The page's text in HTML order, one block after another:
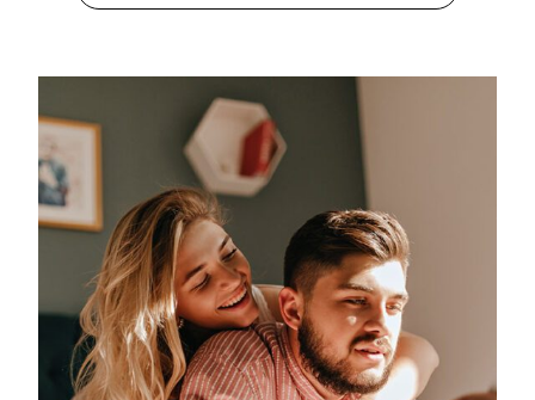
Geschichte des Dachverbandes
Vorstand
Mitglieder
Vorteile für Mitglieder
Veranstaltungen
Formate
Stadtmarketing
Handlungsräume